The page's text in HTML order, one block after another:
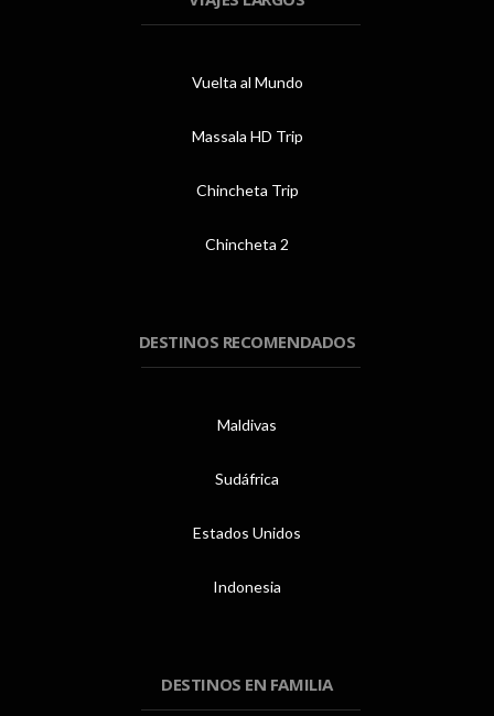
Vuelta al Mundo
Massala HD Trip
Chincheta Trip
Chincheta 2
DESTINOS RECOMENDADOS
Maldivas
Sudáfrica
Estados Unidos
Indonesia
DESTINOS EN FAMILIA